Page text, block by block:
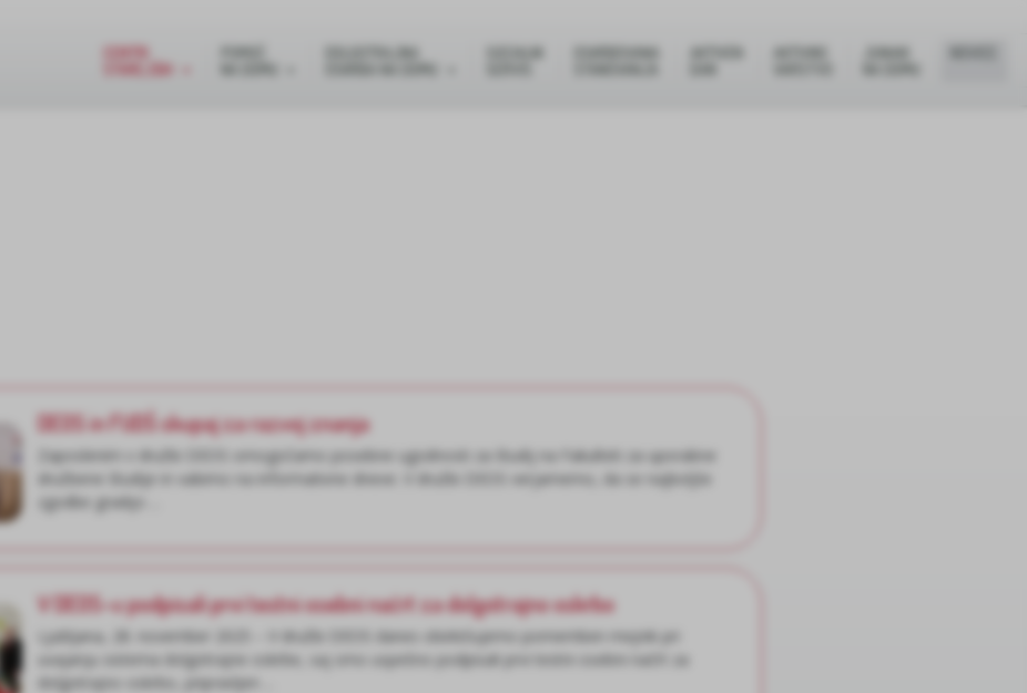
OSKRBOVANA
JUNAKI
DEOS in FUDŠ skupaj za razvoj znanja
Zaposlenim v družbi DEOS omogočamo posebne ugodnosti za študij na Fakulteti za uporabne
družbene študije in vabimo na informativne dneve. V družbi DEOS verjamemo, da se najboljše
zgodbe gradijo ...
V DEOS-u podpisali prvi testni osebni načrt za dolgotrajno oskrbo
Ljubljana, 28. november 2025 – V družbi DEOS danes obeležujemo pomemben mejnik pri
uvajanju sistema dolgotrajne oskrbe, saj smo uspešno podpisali prvi testni osebni načrt za
dolgotrajno oskrbo, pripravljen ...